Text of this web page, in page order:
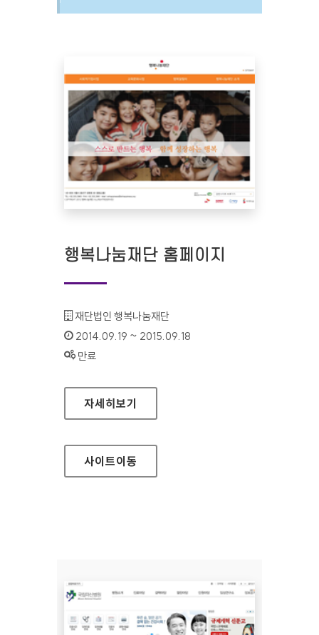
행복나눔재단 홈페이지
기관명 :
재단법인 행복나눔재단
인증기간 :
2014.09.19 ~ 2015.09.18
상태 :
만료
행복나눔재단 홈페이지
자세히보기
사이트이동